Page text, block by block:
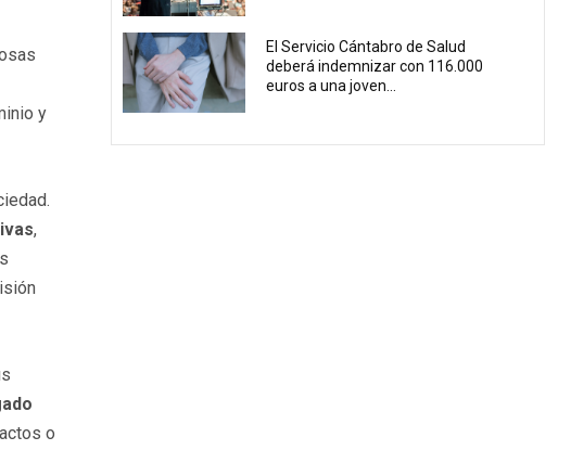
y
,
o
El Servicio Cántabro de Salud
deberá indemnizar con 116.000
euros a una joven...